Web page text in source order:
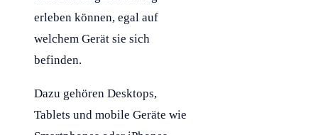
erleben können, egal auf
welchem Gerät sie sich
befinden.
Dazu gehören Desktops,
Tablets und mobile Geräte wie